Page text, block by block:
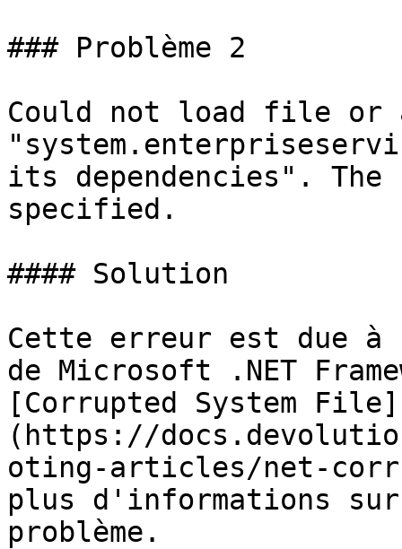
### Problème 2
Could not load file or
its dependencies".
specified.
#### Solution
Cette erreur est due à
de Microsoft .NET
[Corrupted System File]
(https://
oting-articles/net-
plus d'informations
problème.